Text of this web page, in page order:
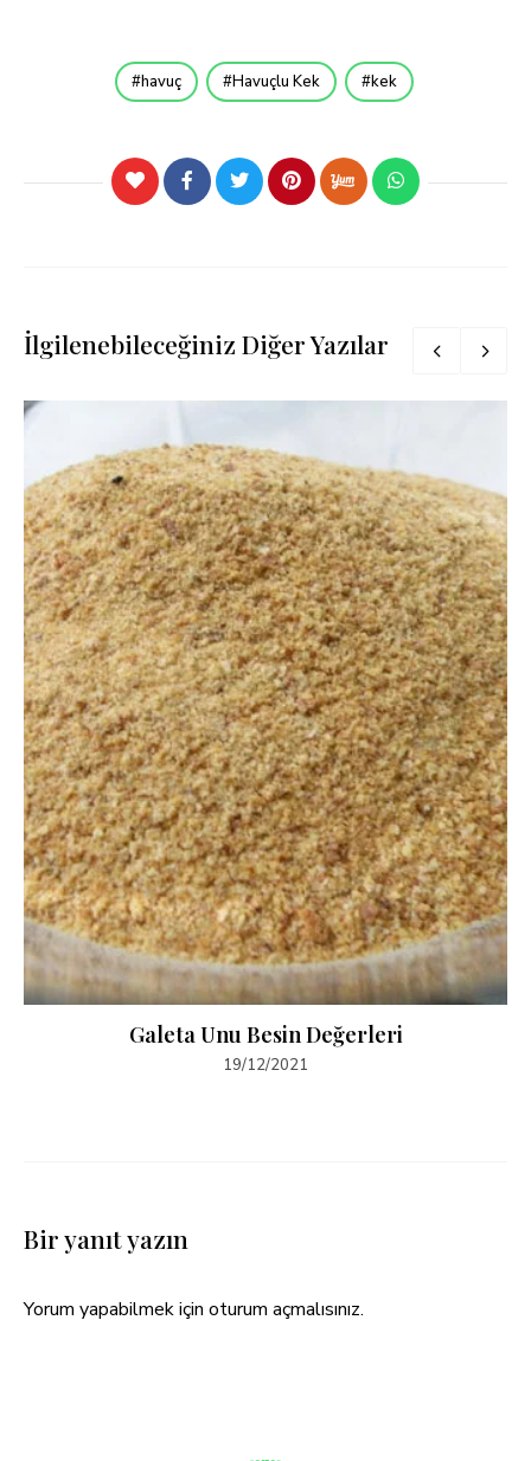
havuç Havuçlu Kek kek
İlgilenebileceğiniz Diğer Yazılar
Galeta Unu Besin Değerleri
19/12/2021
Bir yanıt yazın
Yorum yapabilmek için oturum açmalısınız.